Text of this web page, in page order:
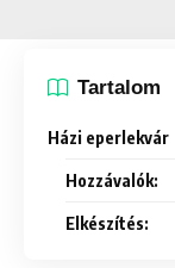
Tartalom
Házi eperlekvár
Hozzávalók:
Elkészítés: